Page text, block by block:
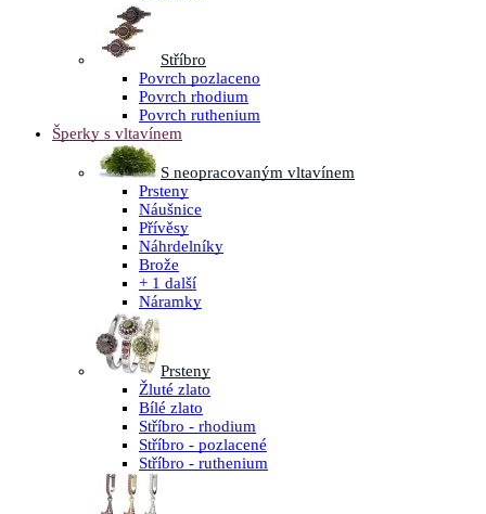
Stříbro
Povrch pozlaceno
Povrch rhodium
Povrch ruthenium
Šperky s vltavínem
S neopracovaným vltavínem
Prsteny
Náušnice
Přívěsy
Náhrdelníky
Brože
+ 1 další
Náramky
Prsteny
Žluté zlato
Bílé zlato
Stříbro - rhodium
Stříbro - pozlacené
Stříbro - ruthenium